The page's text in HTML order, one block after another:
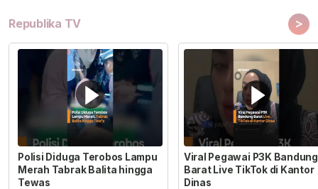
Republika TV >
Polisi Diduga Terobos Lampu
Merah Tabrak Balita hingga
Tewas
Viral Pegawai P3K Bandung
Barat Live TikTok di Kantor
Dinas